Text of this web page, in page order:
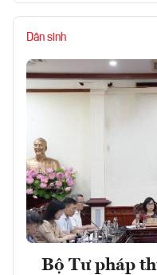
Dân sinh
Bộ Tư pháp